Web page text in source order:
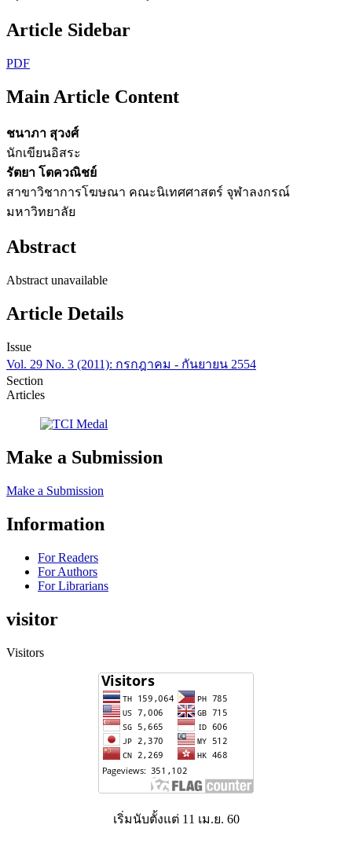
Article Sidebar
PDF
Main Article Content
ชนาภา สุวงศ์
นักเขียนอิสระ
รัตยา โตควณิชย์
สาขาวิชาการโฆษณา คณะนิเทศศาสตร์ จุฬาลงกรณ์
มหาวิทยาลัย
Abstract
Abstract unavailable
Article Details
Issue
Vol. 29 No. 3 (2011): กรกฎาคม - กันยายน 2554
Section
Articles
Make a Submission
Make a Submission
Information
For Readers
For Authors
For Librarians
visitor
Visitors
เริ่มนับตั้งแต่ 11 เม.ย. 60